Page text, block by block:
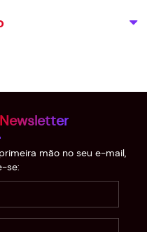
mão no seu e-mail,
se: